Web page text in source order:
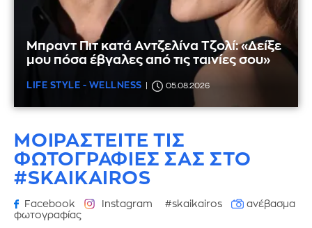
Μπραντ Πιτ κατά Αντζελίνα Τζολί: «Δείξε
μου πόσα έβγαλες από τις ταινίες σου»
LIFE STYLE - WELLNESS 05.08.2026
ΜΟΙΡΑΣΤΕΙΤΕ ΤΙΣ
ΦΩΤΟΓΡΑΦΙΕΣ ΣΑΣ ΣΤΟ
#SKAIKAIROS
Facebook Instagram #skaikairos
ανέβασμα
φωτογραφίας